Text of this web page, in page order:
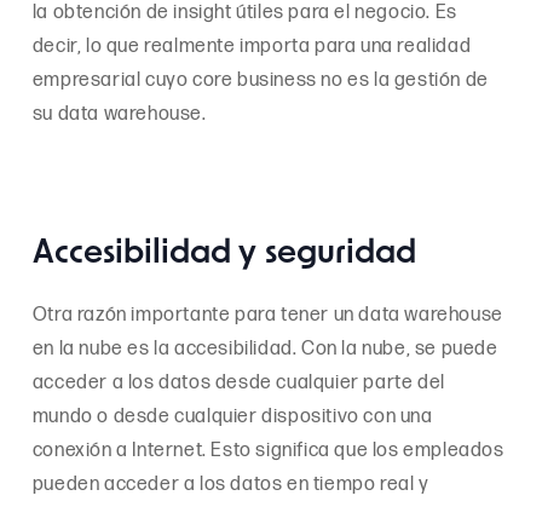
la obtención de insight útiles para el negocio. Es
decir, lo que realmente importa para una realidad
empresarial cuyo core business no es la gestión de
su data warehouse.
Accesibilidad y seguridad
Otra razón importante para tener un data warehouse
en la nube es la accesibilidad. Con la nube, se puede
acceder a los datos desde cualquier parte del
mundo o desde cualquier dispositivo con una
conexión a Internet. Esto significa que los empleados
pueden acceder a los datos en tiempo real y